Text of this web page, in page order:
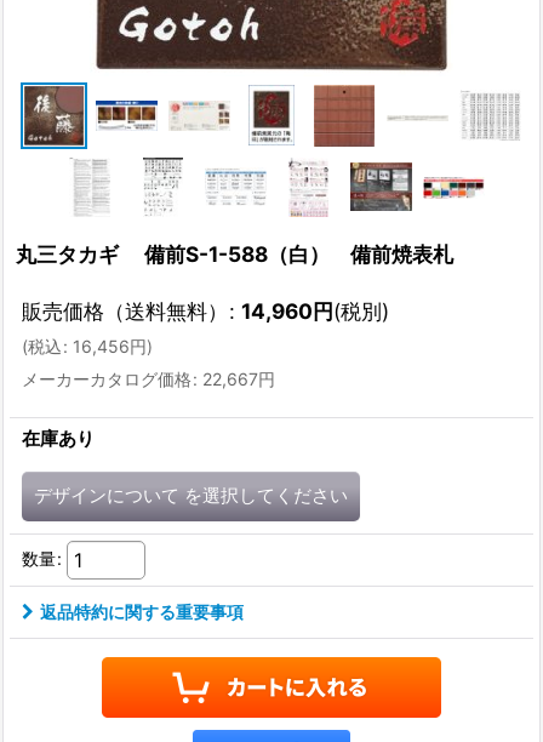
丸三タカギ 備前S-1-588（白） 備前焼表札
販売価格（送料無料） : 14,960円(税別)
(税込: 16,456円)
メーカーカタログ価格: 22,667円
在庫あり
デザインについて を選択してください
数量:
返品特約に関する重要事項